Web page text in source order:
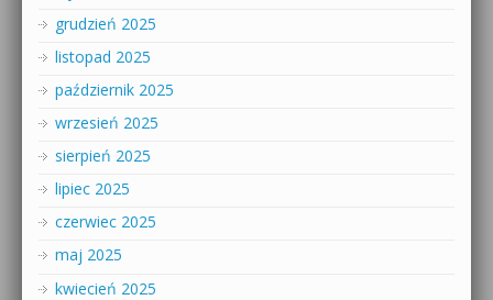
grudzień 2025
listopad 2025
październik 2025
wrzesień 2025
sierpień 2025
lipiec 2025
czerwiec 2025
maj 2025
kwiecień 2025